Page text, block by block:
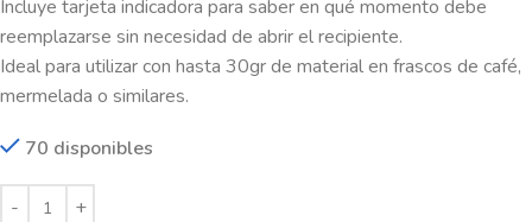
Incluye tarjeta indicadora para saber en qué momento debe
reemplazarse sin necesidad de abrir el recipiente.
Ideal para utilizar con hasta 30gr de material en frascos de café,
mermelada o similares.
70 disponibles